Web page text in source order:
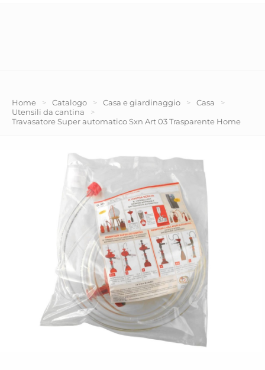
Home > Catalogo > Casa e giardinaggio > Casa
>
Utensili da cantina
>
Travasatore Super automatico Sxn Art 03 Trasparente Home